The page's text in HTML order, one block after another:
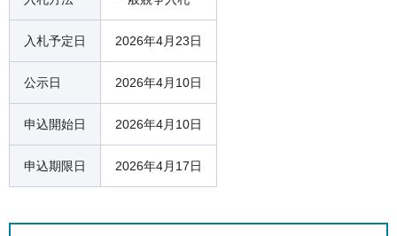
入札予定日 2026年4月23日
公示日 2026年4月10日
申込開始日 2026年4月10日
申込期限日 2026年4月17日